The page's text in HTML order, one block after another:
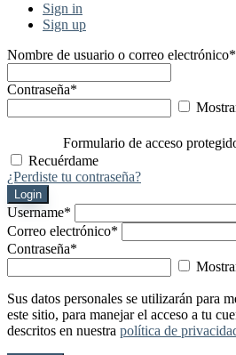
Sign in
Sign up
Nombre de usuario o correo electrónico*
Contraseña*
Formulario de acceso
Recuérdame
¿Perdiste tu contraseña?
Login
Username*
Correo electrónico*
Contraseña*
Sus datos personales se utilizarán para
este sitio, para manejar el acceso a tu
descritos en nuestra política de